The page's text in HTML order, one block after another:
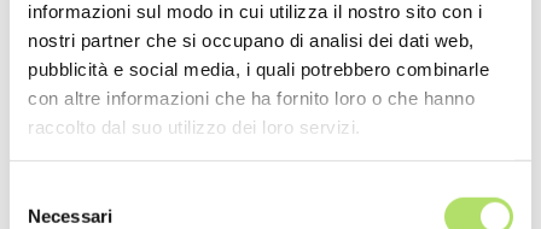
informazioni sul modo in cui utilizza il nostro sito con i
nostri partner che si occupano di analisi dei dati web,
pubblicità e social media, i quali potrebbero combinarle
con altre informazioni che ha fornito loro o che hanno
raccolto dal suo utilizzo dei loro servizi.
delNecessari
NEWS RECENTI